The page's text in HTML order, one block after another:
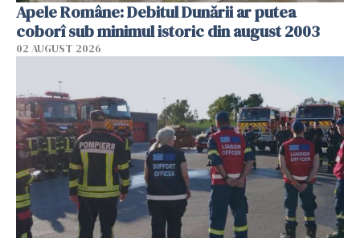
Apele Române: Debitul Dunării ar putea
coborî sub minimul istoric din august 2003
02 AUGUST 2026